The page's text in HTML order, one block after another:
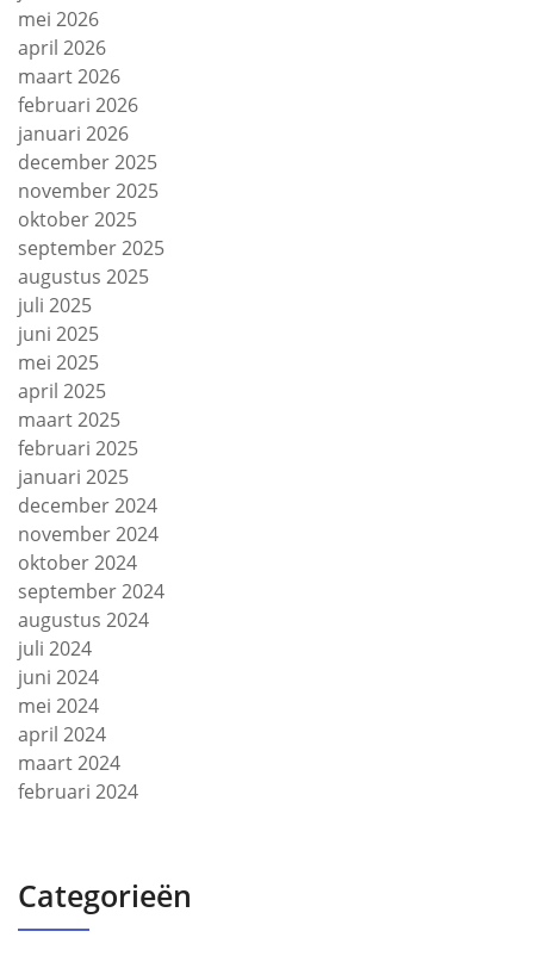
mei 2026
april 2026
maart 2026
februari 2026
januari 2026
december 2025
november 2025
oktober 2025
september 2025
augustus 2025
juli 2025
juni 2025
mei 2025
april 2025
maart 2025
februari 2025
januari 2025
december 2024
november 2024
oktober 2024
september 2024
augustus 2024
juli 2024
juni 2024
mei 2024
april 2024
maart 2024
februari 2024
Categorieën